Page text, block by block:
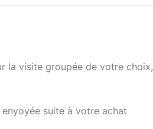
la visite groupée de votre choix,
suite à votre achat